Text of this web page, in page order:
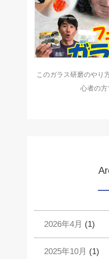
このガラス研磨のやり
心者の
2026年4月 (1)
2025年10月 (1)